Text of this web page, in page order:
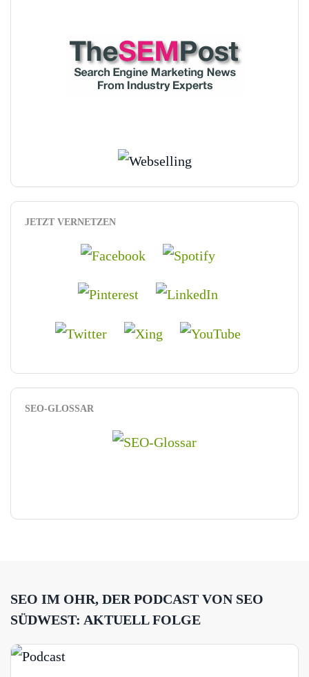
JETZT VERNETZEN
SEO-GLOSSAR
SEO IM OHR, DER PODCAST VON SEO
SÜDWEST: AKTUELL FOLGE